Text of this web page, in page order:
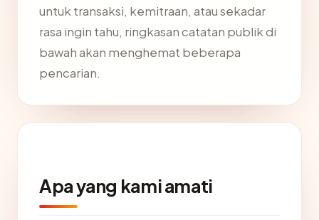
untuk transaksi, kemitraan, atau sekadar
rasa ingin tahu, ringkasan catatan publik di
bawah akan menghemat beberapa
pencarian.
Apa yang kami amati